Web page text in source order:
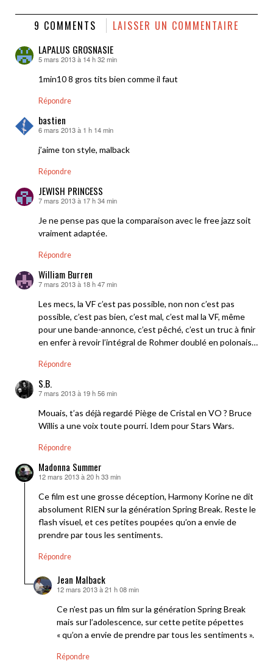
9 COMMENTS LAISSER UN COMMENTAIRE
LAPALUS GROSNASIE
dit :
5 mars 2013 à 14 h 32 min
1min10 8 gros tits bien comme il faut
Répondre
bastien
dit :
6 mars 2013 à 1 h 14 min
j’aime ton style, malback
Répondre
JEWISH PRINCESS
dit :
7 mars 2013 à 17 h 34 min
Je ne pense pas que la comparaison avec le free jazz soit
vraiment adaptée.
Répondre
William Burren
dit :
7 mars 2013 à 18 h 47 min
Les mecs, la VF c’est pas possible, non non c’est pas
possible, c’est pas bien, c’est mal, c’est mal la VF, même
pour une bande-annonce, c’est pêché, c’est un truc à finir
en enfer à revoir l’intégral de Rohmer doublé en polonais…
Répondre
S.B.
dit :
7 mars 2013 à 19 h 56 min
Mouais, t’as déjà regardé Piège de Cristal en VO ? Bruce
Willis a une voix toute pourri. Idem pour Stars Wars.
Répondre
Madonna Summer
dit :
12 mars 2013 à 20 h 33 min
Ce film est une grosse déception, Harmony Korine ne dit
absolument RIEN sur la génération Spring Break. Reste le
flash visuel, et ces petites poupées qu’on a envie de
prendre par tous les sentiments.
Répondre
Jean Malback
dit :
12 mars 2013 à 21 h 08 min
Ce n’est pas un film sur la génération Spring Break
mais sur l’adolescence, sur cette petite pépettes
« qu’on a envie de prendre par tous les sentiments ».
Répondre